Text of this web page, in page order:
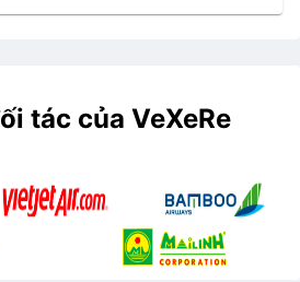
tác của VeXeRe